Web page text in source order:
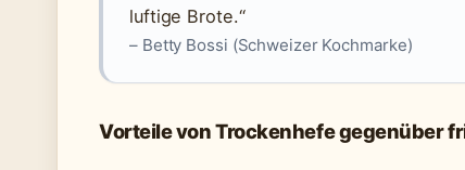
luftige Brote.“
– Betty Bossi (Schweizer Kochmarke)
Vorteile von Trockenhefe gegenüber